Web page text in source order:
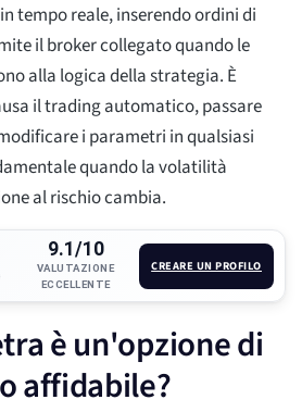
tempo reale, inserendo ordini di
il broker collegato quando le
alla logica della strategia. È
il trading automatico, passare
i parametri in qualsiasi
quando la volatilità
al rischio cambia.
9.1/10
VALUTAZIONE
ECCELLENTE
CREARE UN PROFILO
è un'opzione di
affidabile?